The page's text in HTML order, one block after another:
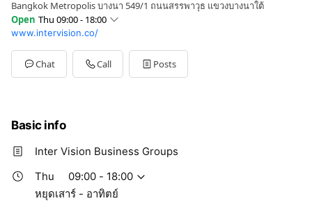
Bangkok Metropolis บางนา 549/1 ถนนสรรพาวุธ แขวงบางนาใต้
Open Thu 09:00 - 18:00
Sun09:00 - 18:00
Mon09:00 - 18:00
Tue09:00 - 18:00
Wed09:00 - 18:00
หยุดเสาร์ - อาทิตย์
www.intervision.co/
Chat Call Posts
Basic info
Inter Vision Business Groups
Thu
09:00 - 18:00
หยุดเสาร์ - อาทิตย์